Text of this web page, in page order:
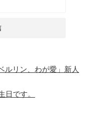
ルリン、わが愛」新人
日です。